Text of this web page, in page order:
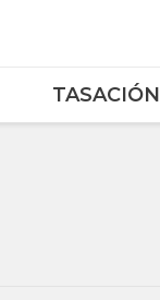
TASACIÓN